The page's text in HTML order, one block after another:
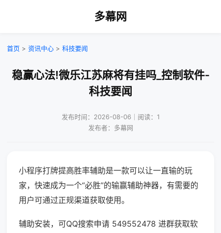
多幕网
首页 > 资讯中心 > 科技要闻
稳赢心法!微乐江苏麻将有挂吗_控制软件-
科技要闻
发布时间：2026-08-06｜阅读：1
发布者：多幕网
小程序打牌提高胜率辅助是一款可以让一直输的玩
家，快速成为一个“必胜”的输赢辅助神器，有需要的
用户可通过正规渠道获取使用。
辅助安装，可QQ搜索申请 549552478 进群获取软